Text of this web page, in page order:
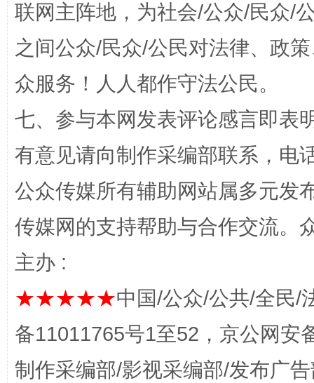
“蜀中异人”王建安的艺术幻境
完善运行机制助力责任有效落实 一纸欠
联网主阵地，为社会/公众/民众/
之间公众/民众/公民对法律、政
众服务！人人都作守法公民。
七、参与本网发表评论感言即表
有意见请向制作采编部联系，电
公众传媒所有辅助网站属多元发
传媒网的支持帮助与合作交流。
主办 :
★★★★★中国/公众/公共/全民/
备11011765号1至52，京公网安
制作采编部/影视采编部/发布广